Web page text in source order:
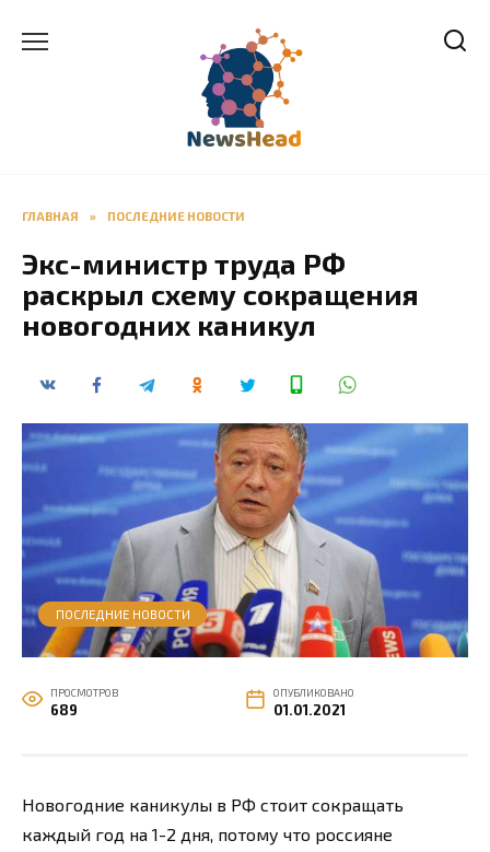
ГЛАВНАЯ » ПОСЛЕДНИЕ НОВОСТИ
Экс-министр труда РФ
раскрыл схему сокращения
новогодних каникул
ПОСЛЕДНИЕ НОВОСТИ
ПРОСМОТРОВ
689
ОПУБЛИКОВАНО
01.01.2021
Новогодние каникулы в РФ стоит сокращать
каждый год на 1-2 дня, потому что россияне